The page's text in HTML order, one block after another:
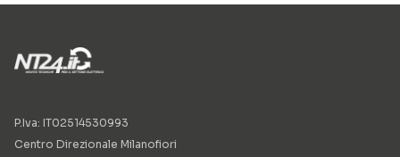
P.Iva: IT02514530993
Centro Direzionale Milanofiori